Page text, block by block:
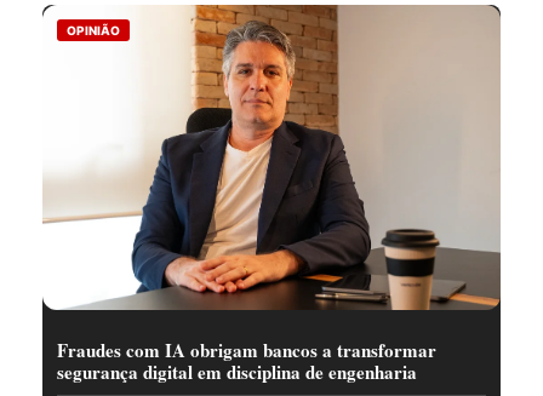
OPINIÃO
Fraudes com IA obrigam bancos a transformar
segurança digital em disciplina de engenharia